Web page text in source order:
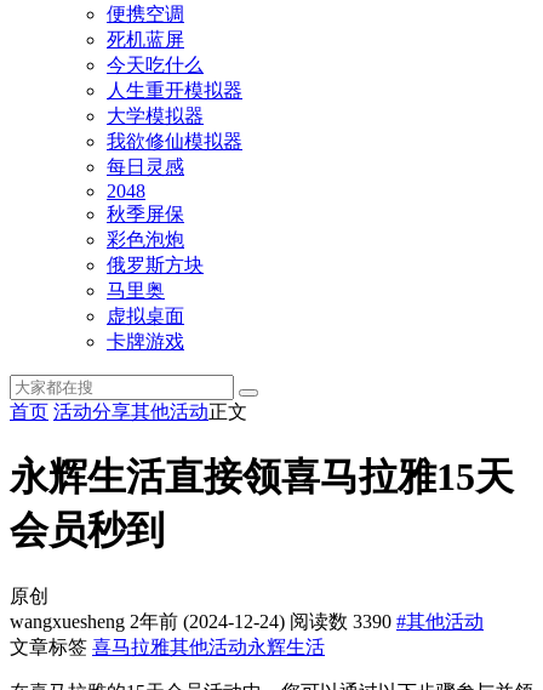
便携空调
死机蓝屏
今天吃什么
人生重开模拟器
大学模拟器
我欲修仙模拟器
每日灵感
2048
秋季屏保
彩色泡炮
俄罗斯方块
马里奥
虚拟桌面
卡牌游戏
首页 活动分享其他活动正文
永辉生活直接领喜马拉雅15天
会员秒到
原创
wangxuesheng 2年前 (2024-12-24) 阅读数 3390 #其他活动
文章标签 喜马拉雅其他活动永辉生活